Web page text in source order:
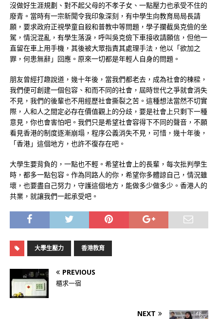
沒做好生涯規劃、對不起父母的不孝子女、一點壓力也承受不住的
廢青。當時有一宗新聞令我印象深刻，有中學生向教育局局長請
願，要求政府正視學童自殺和普教中等問題，學子攔截吳克儉的坐
駕，情況混亂，有學生落淚，呼叫吳克儉下車接收請願信，但他一
直留在車上用手機，其後被大眾指責其處理手法，他以「欲加之
罪，何患無辭」回應。原來一切都是年輕人自身的問題。
朋友曾經打趣說道，幾十年後，當我們都老去，成為社會的棟樑，
我們便可創建一個包容、和而不同的社會，屆時世代之爭就會消失
不見，我們的後輩也不用經歷社會撕裂之苦。這種想法當然不切實
際，人和人之間定必存在價值觀上的分歧，要是社會上只剩下一種
意見，你也會害怕吧。我們只是希望社會容得下不同的聲音，不願
看見香港的制度逐漸崩塌，程序公義消失不見，可惜，幾十年後，
「香港」這個地方，也許不復存在吧。
大學生要背負的，一點也不輕。希望社會上的長輩，每次批判學生
時，都多一點包容。作為同路人的你，希望你多體諒自己，情況雖
壞，也要盡自己努力，守護這個地方，能做多少做多少。香港人的
共業，就讓我們一起承受吧。
大學生壓力 香港教育
PREVIOUS
櫃求一宿
NEXT